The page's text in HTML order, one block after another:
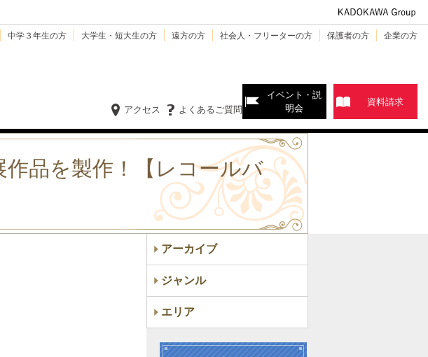
中学３年生の方 大学生・短大生の方 遠方の方 社会人・フリーターの方 保護者の方 企業の方
よくあるご質問
アクセス
イベント・説
明会
資料請求
品を製作！【レコールバ
アーカイブ
ジャンル
エリア